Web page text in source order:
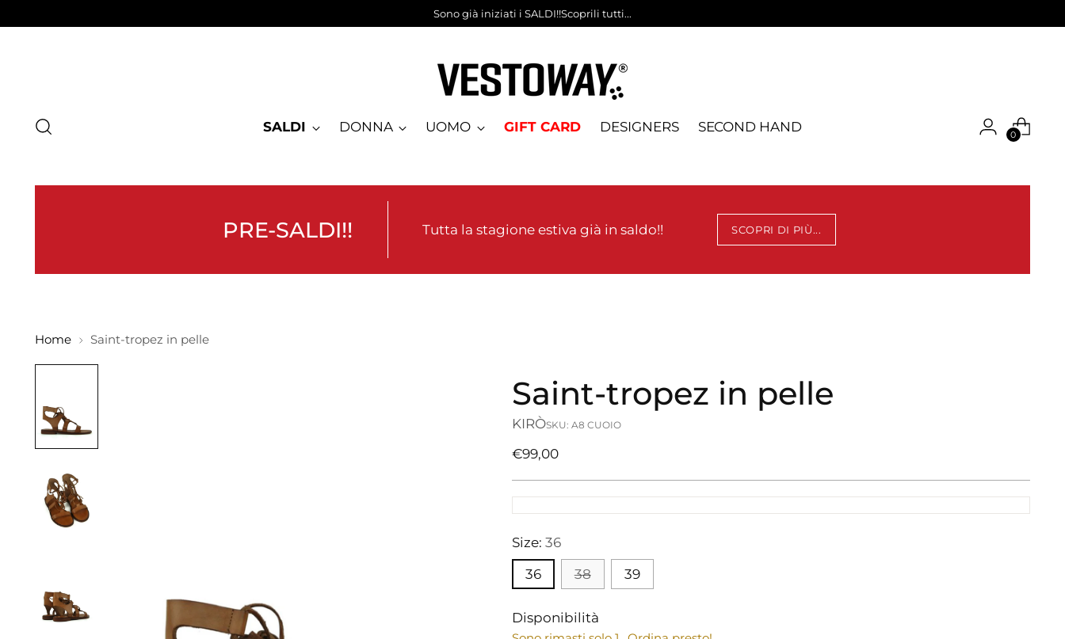
Sono già iniziati i SALDI!!Scoprili tutti...
SALDI DONNA UOMO GIFT CARD DESIGNERS SECOND HAND
0
PRE-SALDI!! Tutta la stagione estiva già in saldo!! SCOPRI DI PIÙ...
Home Saint-tropez in pelle
Saint-tropez in pelle
KIRÒSKU: A8 CUOIO
Prezzo
€99,00
Size: 36
36
38 39
Disponibilità